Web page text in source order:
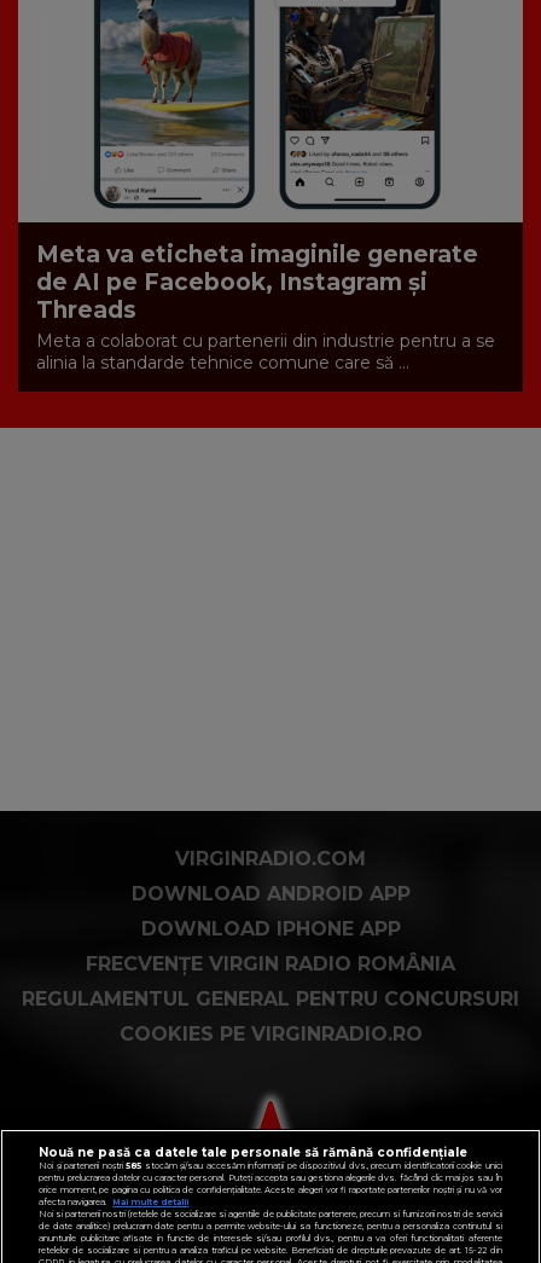
Meta va eticheta imaginile generate
de AI pe Facebook, Instagram și
Threads
Meta a colaborat cu partenerii din industrie pentru a se
alinia la standarde tehnice comune care să ...
VIRGINRADIO.COM
DOWNLOAD ANDROID APP
DOWNLOAD IPHONE APP
FRECVENȚE VIRGIN RADIO ROMÂNIA
REGULAMENTUL GENERAL PENTRU CONCURSURI
COOKIES PE VIRGINRADIO.RO
Nouă ne pasă ca datele tale personale să rămână confidențiale
Noi și partenerii noștri585 stocăm și/sau accesăm informații pe dispozitivul dvs., precum identificatorii cookie unici
pentru prelucrarea datelor cu caracter personal. Puteți accepta sau gestiona alegerile dvs. făcând clic mai jos sau în
orice moment, pe pagina cu politica de confidențialitate. Aceste alegeri vor fi raportate partenerilor noștri și nu vă vor
afecta navigarea.
Mai multe detalii
Noi si partenerii nostri (retelele de socializare si agentiile de publicitate partenere, precum si furnizorii nostri de servicii
de date analitice) prelucram date pentru a permite website-ului sa functioneze, pentru a personaliza continutul si
anunturile publicitare afisate in functie de interesele si/sau profilul dvs., pentru a va oferi functionalitati aferente
retelelor de socializare si pentru a analiza traficul pe website. Beneficiati de drepturile prevazute de art. 15-22 din